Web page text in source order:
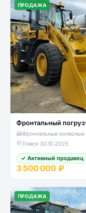
ПРОДАЖА
Фронтальный
Фронтальные колесные
Томск·30.10.2025
✓ Активный продавец
3 500 000 ₽
ПРОДАЖА